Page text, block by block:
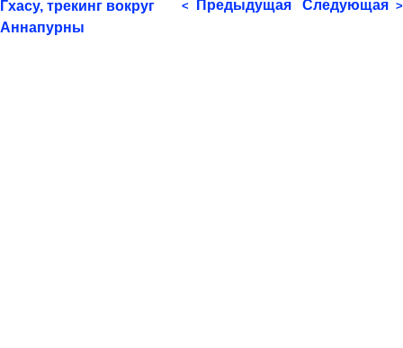
Гхасу, трекинг вокруг
Аннапурны
< Предыдущая Следующая >